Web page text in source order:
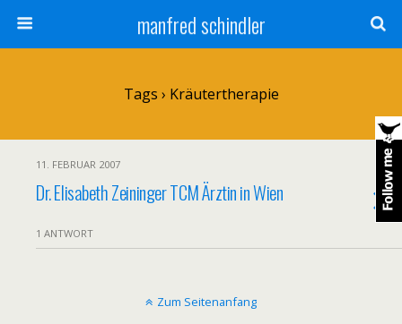
manfred schindler
Tags › Kräutertherapie
11. FEBRUAR 2007
Dr. Elisabeth Zeininger TCM Ärztin in Wien
1 ANTWORT
Zum Seitenanfang